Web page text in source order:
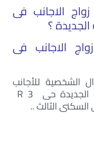
الاجانب فى
؟
الاجانب فى
الشخصية للأجانب